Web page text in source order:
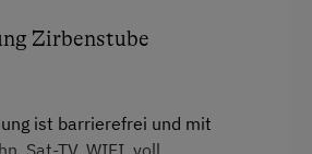
Zirbenstube
ist barrierefrei und mit